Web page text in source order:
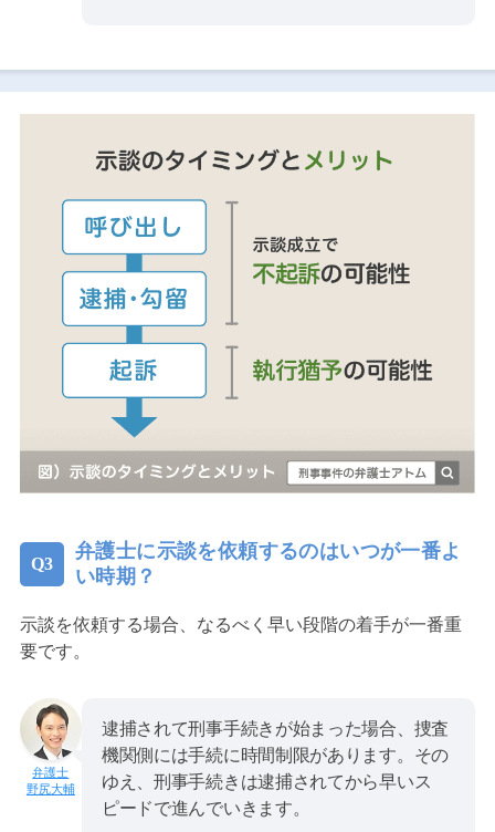
弁護士に示談を依頼するのはいつが一番よ
い時期？
示談を依頼する場合、なるべく早い段階の着手が一番重
要です。
野尻大輔
逮捕されて刑事手続きが始まった場合、捜査
機関側には手続に時間制限があります。その
ゆえ、刑事手続きは逮捕されてから早いス
ピードで進んでいきます。